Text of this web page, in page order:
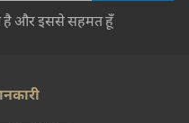
है और इससे सहमत हूँ